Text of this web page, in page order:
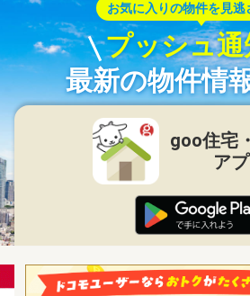
お気に入りの物件を見逃
プッシュ通
最新の物件情
goo住宅
ア